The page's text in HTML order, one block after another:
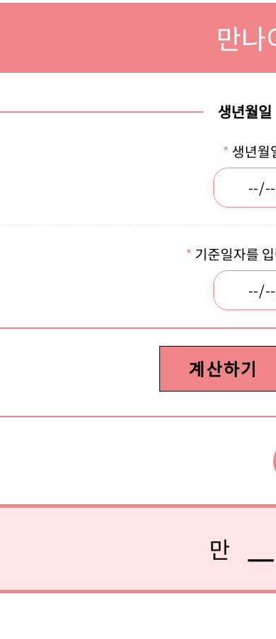
만나
생년월
생년월
기준일자를
계산하기
만